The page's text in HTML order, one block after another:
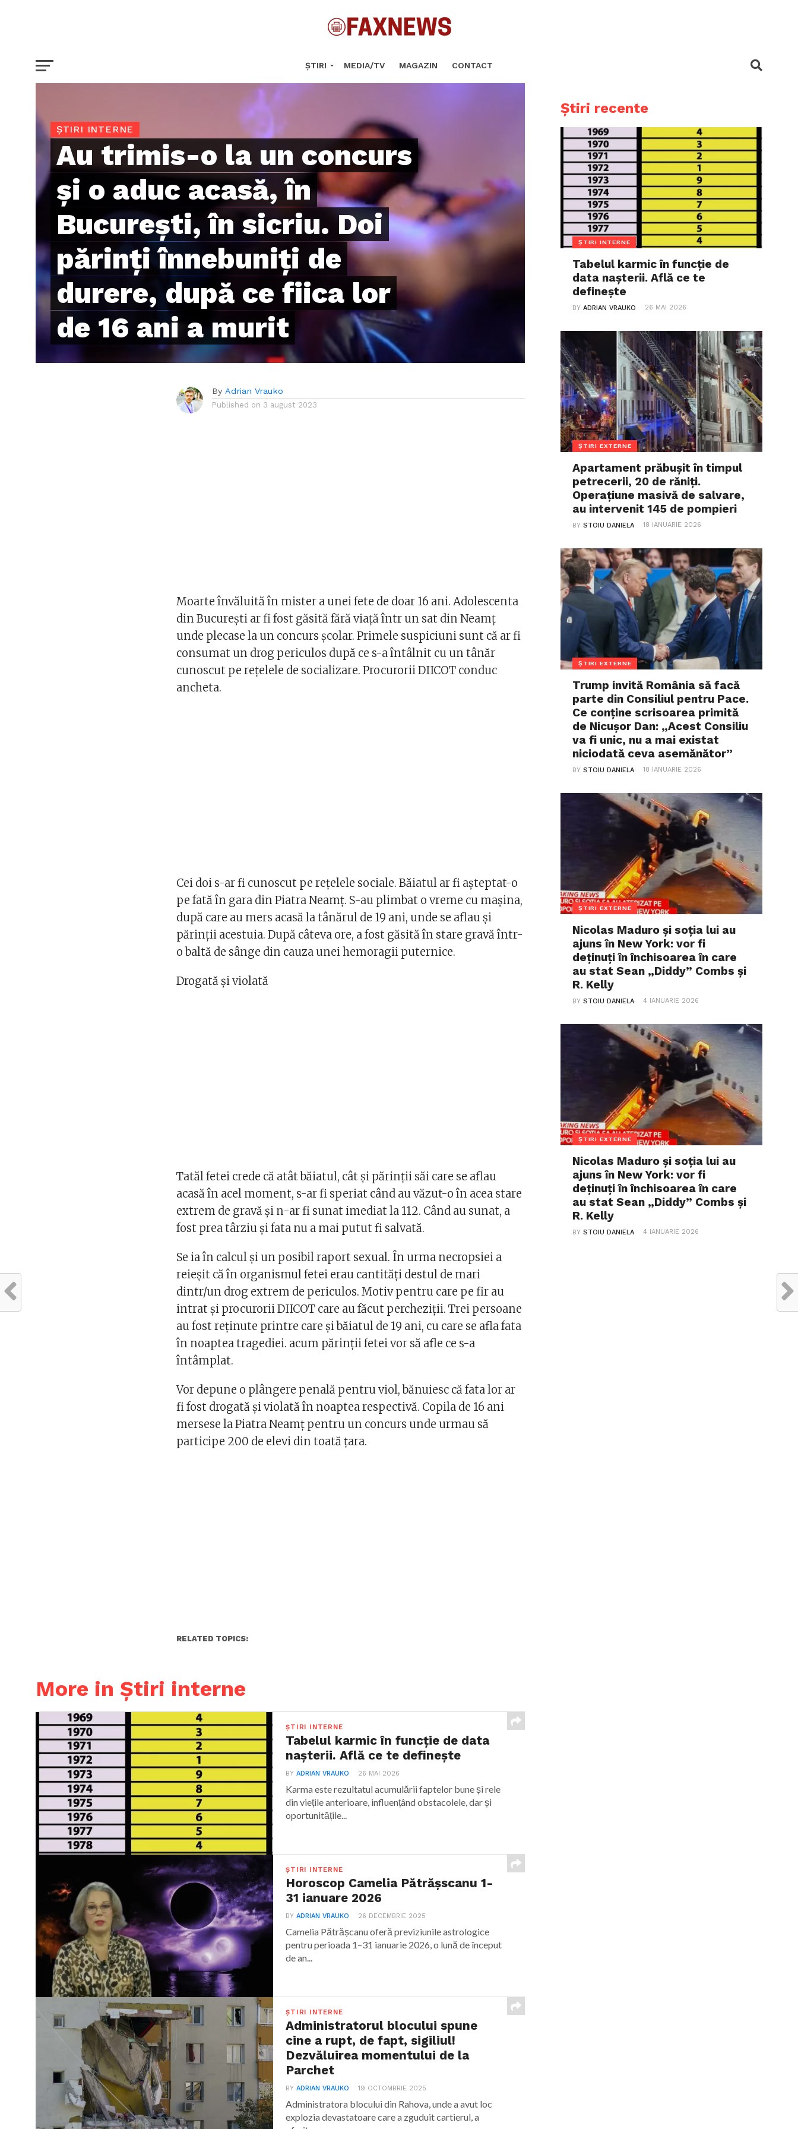
ȘTIRI MEDIA/TV MAGAZIN CONTACT
ȘTIRI INTERNE
Au trimis-o la un concurs
și o aduc acasă, în
București, în sicriu. Doi
părinți înnebuniți de
durere, după ce fiica lor
de 16 ani a murit
By Adrian Vrauko
Published on 3 august 2023
Moarte învăluită în mister a unei fete de doar 16 ani. Adolescenta
din Bucureşti ar fi fost găsită fără viaţă într un sat din Neamţ
unde plecase la un concurs şcolar. Primele suspiciuni sunt că ar fi
consumat un drog periculos după ce s-a întâlnit cu un tânăr
cunoscut pe reţelele de socializare. Procurorii DIICOT conduc
ancheta.
Cei doi s-ar fi cunoscut pe rețelele sociale. Băiatul ar fi așteptat-o
pe fată în gara din Piatra Neamț. S-au plimbat o vreme cu mașina,
după care au mers acasă la tânărul de 19 ani, unde se aflau și
părinții acestuia. După câteva ore, a fost găsită în stare gravă într-
o baltă de sânge din cauza unei hemoragii puternice.
Drogată și violată
Tatăl fetei crede că atât băiatul, cât și părinții săi care se aflau
acasă în acel moment, s-ar fi speriat când au văzut-o în acea stare
extrem de gravă și n-ar fi sunat imediat la 112. Când au sunat, a
fost prea târziu și fata nu a mai putut fi salvată.
Se ia în calcul și un posibil raport sexual. În urma necropsiei a
reieșit că în organismul fetei erau cantități destul de mari
dintr/un drog extrem de periculos. Motiv pentru care pe fir au
intrat și procurorii DIICOT care au făcut percheziții. Trei persoane
au fost reținute printre care și băiatul de 19 ani, cu care se afla fata
în noaptea tragediei. acum părinții fetei vor să afle ce s-a
întâmplat.
Vor depune o plângere penală pentru viol, bănuiesc că fata lor ar
fi fost drogată și violată în noaptea respectivă. Copila de 16 ani
mersese la Piatra Neamț pentru un concurs unde urmau să
participe 200 de elevi din toată țara.
RELATED TOPICS:
More in Știri interne
ȘTIRI INTERNE
Tabelul karmic în funcție de data
nașterii. Află ce te definește
BYADRIAN VRAUKO 26 MAI 2026
Karma este rezultatul acumulării faptelor bune și rele
din viețile anterioare, influențând obstacolele, dar și
oportunitățile...
ȘTIRI INTERNE
Horoscop Camelia Pătrășscanu 1-
31 ianuare 2026
BYADRIAN VRAUKO 26 DECEMBRIE 2025
Camelia Pătrășcanu oferă previziunile astrologice
pentru perioada 1–31 ianuarie 2026, o lună de început
de an...
ȘTIRI INTERNE
Administratorul blocului spune
cine a rupt, de fapt, sigiliul!
Dezvăluirea momentului de la
Parchet
BYADRIAN VRAUKO 19 OCTOMBRIE 2025
Administratora blocului din Rahova, unde a avut loc
explozia devastatoare care a zguduit cartierul, a
Știri recente
ȘTIRI INTERNE
Tabelul karmic în funcție de
data nașterii. Află ce te
definește
BYADRIAN VRAUKO 26 MAI 2026
ȘTIRI EXTERNE
Apartament prăbușit în timpul
petrecerii, 20 de răniți.
Operațiune masivă de salvare,
au intervenit 145 de pompieri
BYSTOIU DANIELA 18 IANUARIE 2026
ȘTIRI EXTERNE
Trump invită România să facă
parte din Consiliul pentru Pace.
Ce conține scrisoarea primită
de Nicușor Dan: „Acest Consiliu
va fi unic, nu a mai existat
niciodată ceva asemănător”
BYSTOIU DANIELA 18 IANUARIE 2026
ȘTIRI EXTERNE
Nicolas Maduro și soția lui au
ajuns în New York: vor fi
deținuți în închisoarea în care
au stat Sean „Diddy” Combs și
R. Kelly
BYSTOIU DANIELA 4 IANUARIE 2026
ȘTIRI EXTERNE
Nicolas Maduro și soția lui au
ajuns în New York: vor fi
deținuți în închisoarea în care
au stat Sean „Diddy” Combs și
R. Kelly
BYSTOIU DANIELA 4 IANUARIE 2026